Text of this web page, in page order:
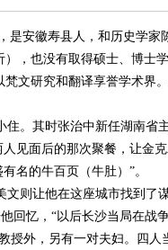
是安徽寿县人，和历史学家
，也没有取得硕士、博士
文研究和翻译享誉学术界
。其时张治中新任湖南省
见面后的那次聚餐，让金
名的牛百页（牛肚）”。
则让他在这座城市找到了谋
忆，“以后长沙当局在战
授外，另有一对夫妇。四